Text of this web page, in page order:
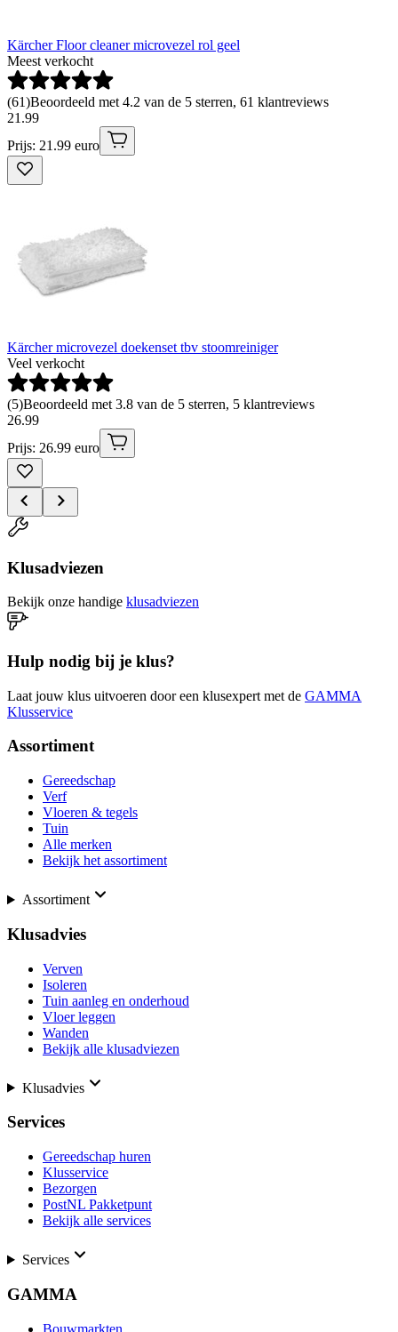
Kärcher Floor cleaner microvezel rol geel
Meest verkocht
(61)Beoordeeld met 4.2 van de 5 sterren, 61 klantreviews
21 .99
Prijs: 21.99 euro
Kärcher microvezel doekenset tbv stoomreiniger
Veel verkocht
(5)Beoordeeld met 3.8 van de 5 sterren, 5 klantreviews
26.99
Prijs: 26.99 euro
Klusadviezen
Bekijk onze handige klusadviezen
Hulp nodig bij je klus?
Laat jouw klus uitvoeren door een klusexpert met de GAMMA
Klusservice
Assortiment
Gereedschap
Verf
Vloeren & tegels
Tuin
Alle merken
Bekijk het assortiment
Assortiment
Klusadvies
Verven
Isoleren
Tuin aanleg en onderhoud
Vloer leggen
Wanden
Bekijk alle klusadviezen
Klusadvies
Services
Gereedschap huren
Klusservice
Bezorgen
PostNL Pakketpunt
Bekijk alle services
Services
GAMMA
Bouwmarkten